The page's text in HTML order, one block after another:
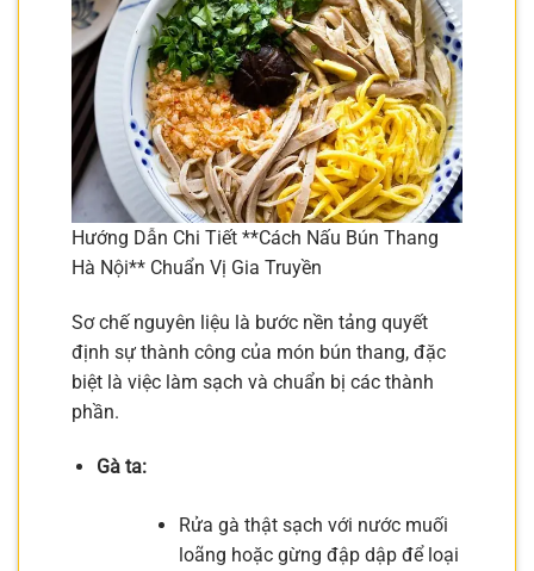
Hướng Dẫn Chi Tiết **Cách Nấu Bún Thang
Hà Nội** Chuẩn Vị Gia Truyền
Sơ chế nguyên liệu là bước nền tảng quyết
định sự thành công của món bún thang, đặc
biệt là việc làm sạch và chuẩn bị các thành
phần.
Gà ta:
Rửa gà thật sạch với nước muối
loãng hoặc gừng đập dập để loại